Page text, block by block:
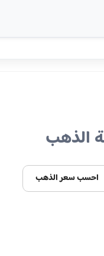
الذهب
احسب سعر الذهب